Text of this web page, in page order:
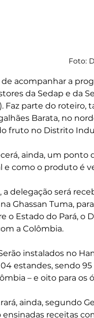
Foto:
de acompanhar a
da Sedap e da
Faz parte do roteiro,
Barata, no
fruto no Distrito
ainda, um ponto
e como o produto é
a delegação será
Ghassan Tuma,
o Estado do Pará, o
a Colômbia.
instalados no
estandes, sendo
– e oito para os
ainda, segundo
ensinadas receitas